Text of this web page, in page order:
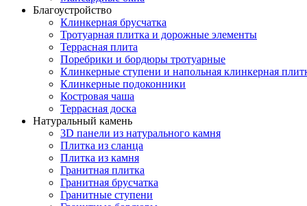
Благоустройство
Клинкерная брусчатка
Тротуарная плитка и дорожные элементы
Террасная плита
Поребрики и бордюры тротуарные
Клинкерные ступени и напольная клинкерная
Клинкерные подоконники
Костровая чаша
Террасная доска
Натуральный камень
3D панели из натурального камня
Плитка из сланца
Плитка из камня
Гранитная плитка
Гранитная брусчатка
Гранитные ступени